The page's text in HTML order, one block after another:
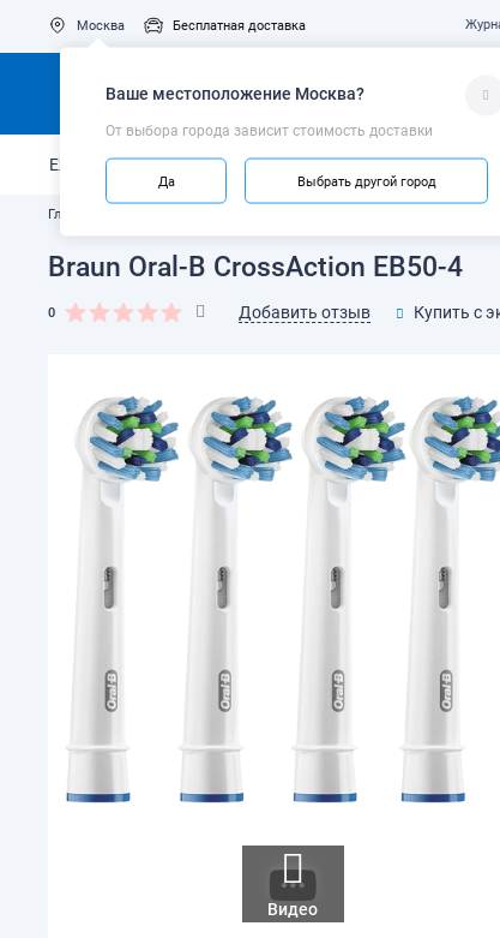
Москва
Ваше местоположение Москва?
От выбора города зависит стоимость доставки
Да Выбрать другой город
Бесплатная доставка
Ежедневный уход Укрепление эмали Защита от
Главная
Braun Oral-B CrossAction EB50-4
0 Добавить отзыв Купить с
Видео